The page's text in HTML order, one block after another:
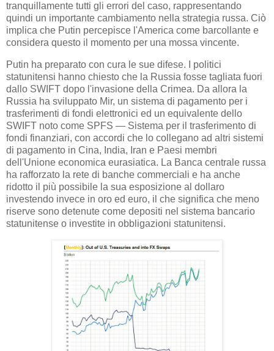
tranquillamente tutti gli errori del caso, rappresentando
quindi un importante cambiamento nella strategia russa. Ciò
implica che Putin percepisce l'America come barcollante e
considera questo il momento per una mossa vincente.
Putin ha preparato con cura le sue difese. I politici
statunitensi hanno chiesto che la Russia fosse tagliata fuori
dallo SWIFT dopo l'invasione della Crimea. Da allora la
Russia ha sviluppato Mir, un sistema di pagamento per i
trasferimenti di fondi elettronici ed un equivalente dello
SWIFT noto come SPFS — Sistema per il trasferimento di
fondi finanziari, con accordi che lo collegano ad altri sistemi
di pagamento in Cina, India, Iran e Paesi membri
dell'Unione economica eurasiatica. La Banca centrale russa
ha rafforzato la rete di banche commerciali e ha anche
ridotto il più possibile la sua esposizione al dollaro
investendo invece in oro ed euro, il che significa che meno
riserve sono detenute come depositi nel sistema bancario
statunitense o investite in obbligazioni statunitensi.